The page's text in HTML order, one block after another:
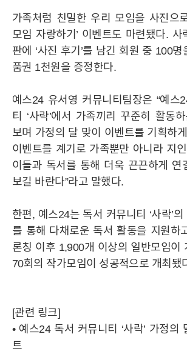
MEDIA
CAREER
가족처럼 친밀한 우리 모임을 사진으
모임 자랑하기’ 이벤트도 마련됐다. 사
판에 ‘사진 후기’를 남긴 회원 중 100
품권 1천원을 증정한다.
예스24 유서영 커뮤니티팀장은 “예스
티 ‘사락’에서 가족끼리 꾸준히 활동
보며 가정의 달 맞이 이벤트를 기획하
이벤트를 계기로 가족뿐만 아니라 지
이들과 독서를 통해 더욱 끈끈하게 연
보길 바란다”라고 말했다.
한편, 예스24는 독서 커뮤니티 ‘사락’
를 통해 다채로운 독서 활동을 지원하
론칭 이후 1,900개 이상의 일반모임이
70회의 작가모임이 성공적으로 개최됐
[관련 링크]
• 예스24 독서 커뮤니티 ‘사락’ 가정의
트